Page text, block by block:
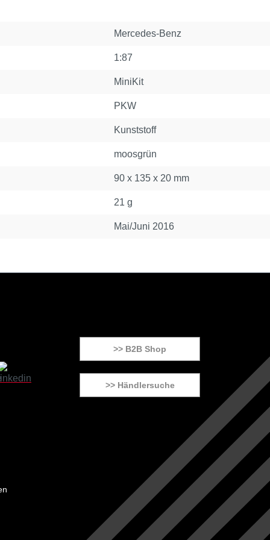
Mercedes-Benz
1:87
MiniKit
PKW
Kunststoff
moosgrün
90 x 135 x 20 mm
21 g
Mai/Juni 2016
>> B2B Shop
>> Händlersuche